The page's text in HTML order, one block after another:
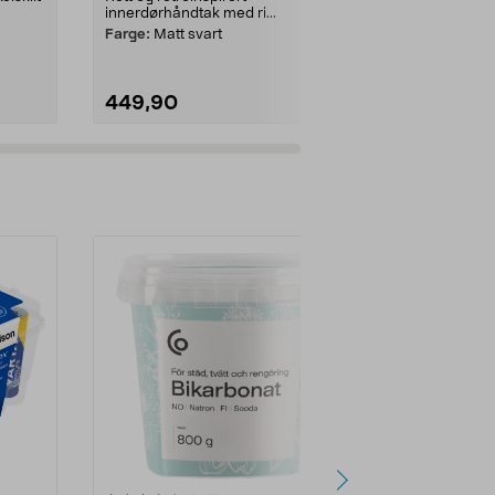
innerdørhåndtak med ri...
Farge: Matt svart
449,90